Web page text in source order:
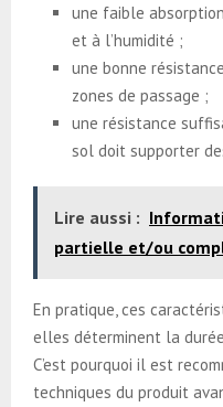
une faible
et à l’humidité ;
une bonne
zones de passage ;
une résistance
sol doit supporter
Lire aussi :
partielle et/ou
En pratique, ces
elles déterminent la
C’est pourquoi il est
techniques du produit